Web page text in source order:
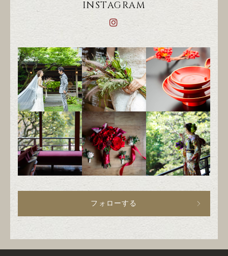
INSTAGRAM
フォローする